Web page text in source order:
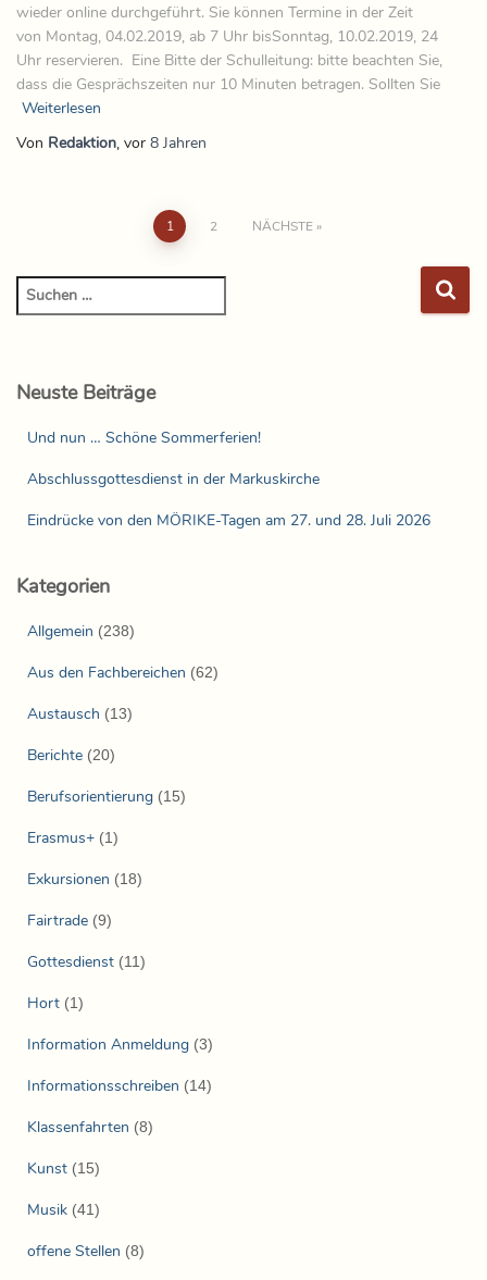
wieder online durchgeführt. Sie können Termine in der Zeit
von Montag, 04.02.2019, ab 7 Uhr bisSonntag, 10.02.2019, 24
Uhr reservieren. Eine Bitte der Schulleitung: bitte beachten Sie,
dass die Gesprächszeiten nur 10 Minuten betragen. Sollten Sie
Weiterlesen
Von Redaktion, vor 8 Jahren
1 2 NÄCHSTE
Neuste Beiträge
Und nun … Schöne Sommerferien!
Abschlussgottesdienst in der Markuskirche
Eindrücke von den MÖRIKE-Tagen am 27. und 28. Juli 2026
Kategorien
Allgemein (238)
Aus den Fachbereichen (62)
Austausch (13)
Berichte (20)
Berufsorientierung (15)
Erasmus+ (1)
Exkursionen (18)
Fairtrade (9)
Gottesdienst (11)
Hort (1)
Information Anmeldung (3)
Informationsschreiben (14)
Klassenfahrten (8)
Kunst (15)
Musik (41)
offene Stellen (8)